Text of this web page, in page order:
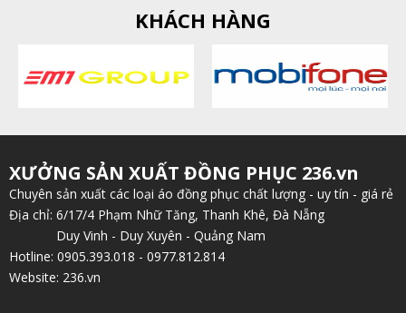
KHÁCH HÀNG
XƯỞNG SẢN XUẤT ĐỒNG PHỤC 236.vn
Chuyên sản xuất các loại áo đồng phục chất lượng - uy tín - giá rẻ
Địa chỉ: 6/17/4 Phạm Nhữ Tăng, Thanh Khê, Đà Nẵng
Duy Vinh - Duy Xuyên - Quảng Nam
Hotline: 0905.393.018 - 0977.812.814
Website: 236.vn